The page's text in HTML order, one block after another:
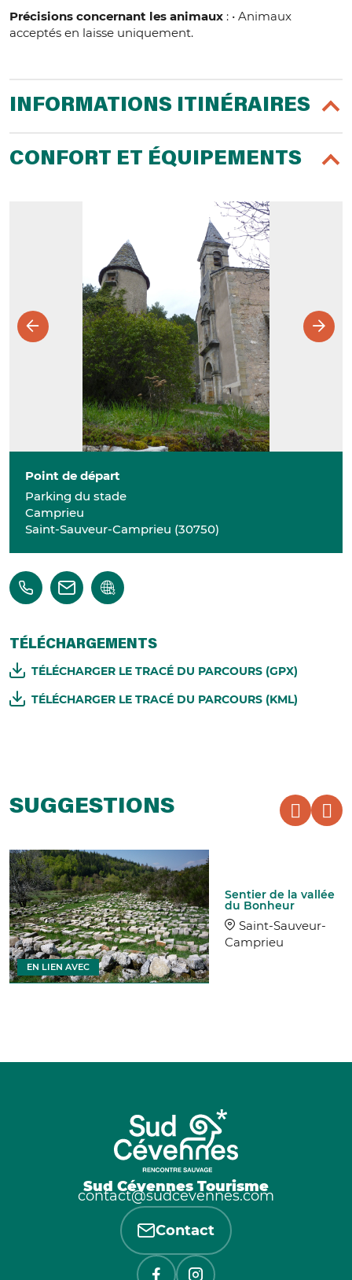
Précisions concernant les animaux : • Animaux
acceptés en laisse uniquement.
INFORMATIONS ITINÉRAIRES
CONFORT ET ÉQUIPEMENTS
Point de départ
Parking du stade
Camprieu
Saint-Sauveur-Camprieu (30750)
TÉLÉCHARGEMENTS
TÉLÉCHARGER LE TRACÉ DU PARCOURS (GPX)
TÉLÉCHARGER LE TRACÉ DU PARCOURS (KML)
SUGGESTIONS
Sentier de la vallée
du Bonheur
Saint-Sauveur-
Camprieu
EN LIEN AVEC
Sud Cévennes Tourisme
contact@sudcevennes.com
Contact